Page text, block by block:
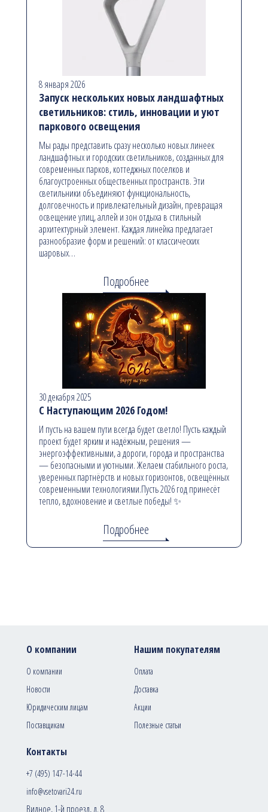
8 января 2026
Запуск нескольких новых ландшафтных
светильников: стиль, инновации и уют
паркового освещения
Мы рады представить сразу несколько новых линеек
ландшафтных и городских светильников, созданных для
современных парков, коттеджных поселков и
благоустроенных общественных пространств. Эти
светильники объединяют функциональность,
долговечность и привлекательный дизайн, превращая
освещение улиц, аллей и зон отдыха в стильный
архитектурный элемент. Каждая линейка предлагает
разнообразие форм и решений: от классических
шаровых…
Подробнее
30 декабря 2025
С Наступающим 2026 Годом!
И пусть на вашем пути всегда будет светло! Пусть каждый
проект будет ярким и надёжным, решения —
энергоэффективными, а дороги, города и пространства
— безопасными и уютными. Желаем стабильного роста,
уверенных партнёрств и новых горизонтов, освещённых
современными технологиями.Пусть 2026 год принесёт
тепло, вдохновение и светлые победы! ✨
Подробнее
Контакты
+7 (495) 147-14-44
info@vsetovari24.ru
Видное, 1-й проезд, д. 8
О компании
О компании
Новости
Юридическим лицам
Поставщикам
Нашим покупателям
Оплата
Доставка
Акции
Полезные статьи